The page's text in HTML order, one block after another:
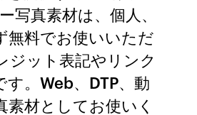
写真素材は、個人、
無料でお使いいただ
ジット表記やリンク
す。Web、DTP、動
素材としてお使いく